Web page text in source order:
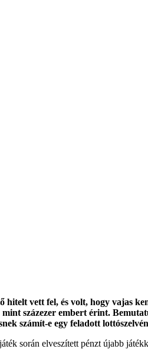
vett fel, és volt, hogy vajas
mint százezer embert érint.
számít-e egy feladott
során elveszített pénzt újabb